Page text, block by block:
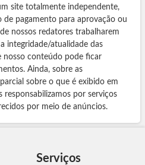
site totalmente independente,
pagamento para aprovação ou
nossos redatores trabalharem
integridade/atualidade das
nosso conteúdo pode ficar
Ainda, sobre as
sobre o que é exibido em
responsabilizamos por serviços
por meio de anúncios.
Serviços